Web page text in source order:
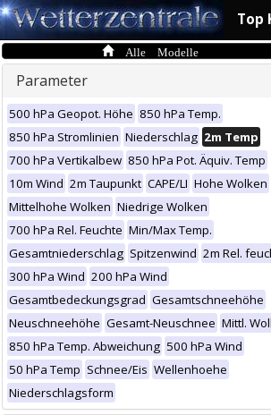
Top
Alle Modelle
Parameter
500 hPa Geopot. Höhe 850 hPa Temp.
850 hPa Stromlinien Niederschlag 2m Temp
700 hPa Vertikalbew 850 hPa Pot. Äquiv. Temp
10m Wind 2m Taupunkt CAPE/LI Hohe Wolken
Mittelhohe Wolken Niedrige Wolken
700 hPa Rel. Feuchte Min/Max Temp.
Gesamtniederschlag Spitzenwind 2m Rel.
300 hPa Wind 200 hPa Wind
Gesamtbedeckungsgrad Gesamtschneehöhe
Neuschneehöhe Gesamt-Neuschnee Mittl.
850 hPa Temp. Abweichung 500 hPa Wind
50 hPa Temp Schnee/Eis Wellenhoehe
Niederschlagsform